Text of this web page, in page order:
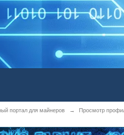
портал для майнеров → Просмотр